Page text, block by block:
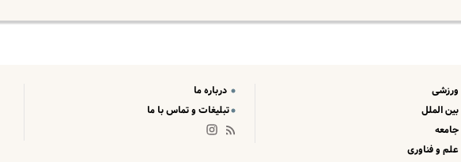
ورزشی
بین الملل
جامعه
علم و فناوری
درباره ما
تبلیغات و تماس با ما